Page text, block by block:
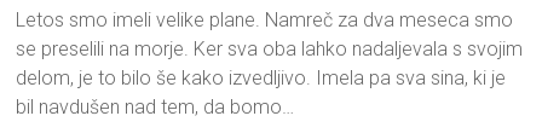
Letos smo imeli velike plane. Namreč za dva meseca smo
se preselili na morje. Ker sva oba lahko nadaljevala s svojim
delom, je to bilo še kako izvedljivo. Imela pa sva sina, ki je
bil navdušen nad tem, da bomo…